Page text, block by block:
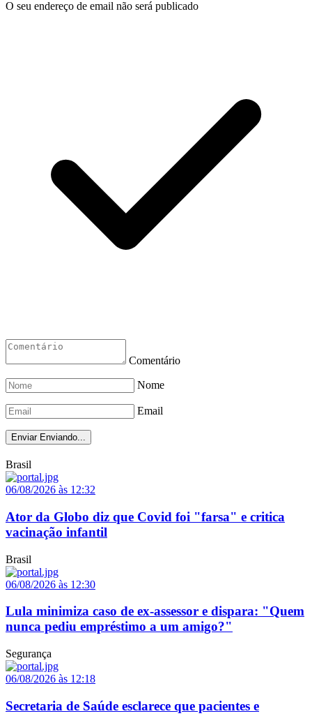
O seu endereço de email não será publicado
Comentário
Nome
Email
Enviar Enviando...
Brasil
06/08/2026 às 12:32
Ator da Globo diz que Covid foi "farsa" e critica
vacinação infantil
Brasil
06/08/2026 às 12:30
Lula minimiza caso de ex-assessor e dispara: "Quem
nunca pediu empréstimo a um amigo?"
Segurança
06/08/2026 às 12:18
Secretaria de Saúde esclarece que pacientes e